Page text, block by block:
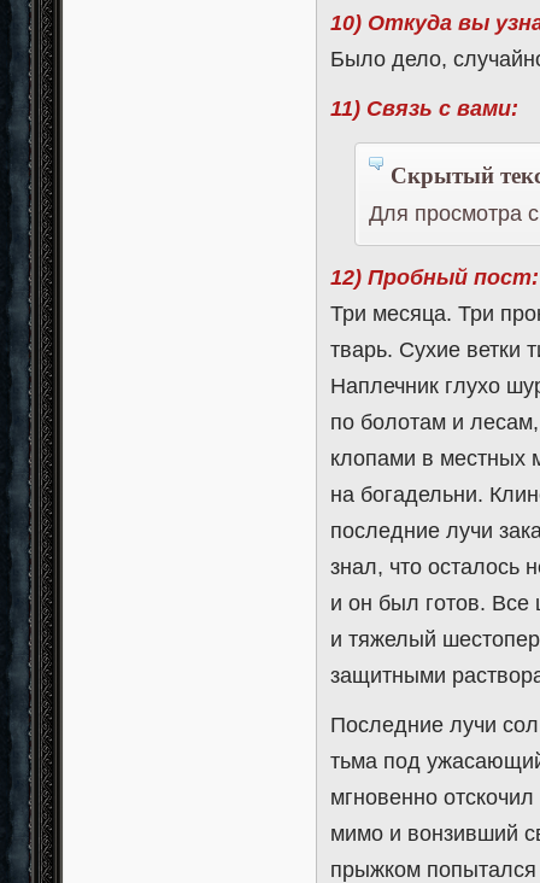
10) Откуда вы
Было дело,
11) Связь с вами:
Скрытый
Для просмотра
12) Пробный пост:
Три месяца. Три
тварь. Сухие ветки
Наплечник глухо
по болотам и
клопами в местных
на богадельни.
последние лучи
знал, что осталось
и он был готов. Все
и тяжелый
защитными
Последние лучи
тьма под
мгновенно
мимо и вонзивший
прыжком попытался